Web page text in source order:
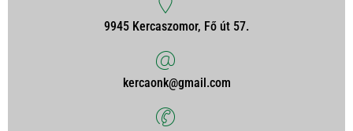
9945 Kercaszomor, Fő út 57.
kercaonk@gmail.com